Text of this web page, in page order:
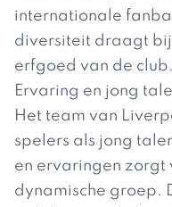
internationale
diversiteit draagt bij
erfgoed van de club.
Ervaring en jong
Het team van
spelers als jong
en ervaringen zorgt
dynamische groep.